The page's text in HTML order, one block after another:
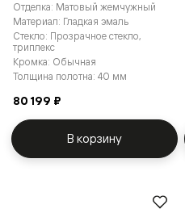
Отделка: Матовый жемчужный
Материал: Гладкая эмаль
Стекло: Прозрачное стекло,
триплекс
Кромка: Обычная
Толщина полотна: 40 мм
80 199 ₽
В корзину